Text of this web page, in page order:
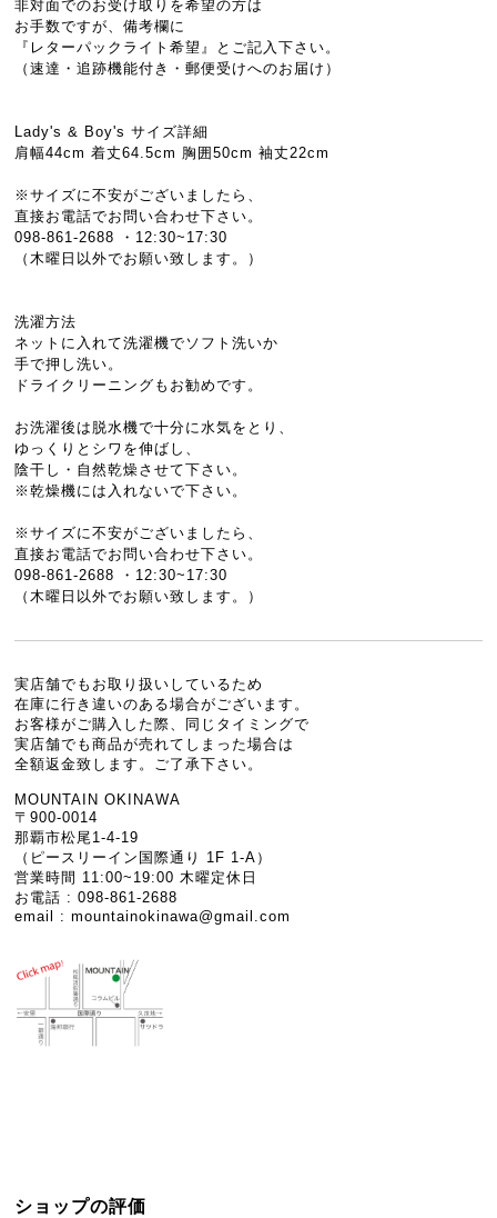
非対面でのお受け取りを希望の方は
お手数ですが、備考欄に
『レターパックライト希望』とご記入下さい。
（速達・追跡機能付き・郵便受けへのお届け）
Lady's & Boy's サイズ詳細
肩幅44cm 着丈64.5cm 胸囲50cm 袖丈22cm
※サイズに不安がございましたら、
直接お電話でお問い合わせ下さい。
098-861-2688 ・12:30~17:30
（木曜日以外でお願い致します。）
洗濯方法
ネットに入れて洗濯機でソフト洗いか
手で押し洗い。
ドライクリーニングもお勧めです。
お洗濯後は脱水機で十分に水気をとり、
ゆっくりとシワを伸ばし、
陰干し・自然乾燥させて下さい。
※乾燥機には入れないで下さい。
※サイズに不安がございましたら、
直接お電話でお問い合わせ下さい。
098-861-2688 ・12:30~17:30
（木曜日以外でお願い致します。）
実店舗でもお取り扱いしているため
在庫に行き違いのある場合がございます。
お客様がご購入した際、同じタイミングで
実店舗でも商品が売れてしまった場合は
全額返金致します。ご了承下さい。
MOUNTAIN OKINAWA
〒900-0014
那覇市松尾1-4-19
（ピースリーイン国際通り 1F 1-A）
営業時間 11:00~19:00 木曜定休日
お電話 : 098-861-2688
email :mountainokinawa@gmail.com
ショップの評価